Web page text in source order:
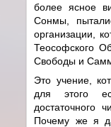
более ясное
Сонмы,
организации,
Теософского
Свободы и
Это учение,
для этого
достаточного
Почему же я